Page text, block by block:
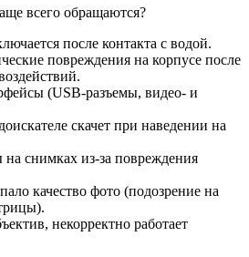
всего обращаются?
после контакта с водой.
повреждения на корпусе после
(USB-разъемы, видео- и
скачет при наведении на
снимках из-за повреждения
качество фото (подозрение на
некорректно работает